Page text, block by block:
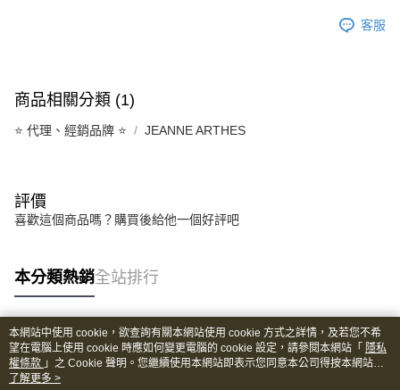
客服
商品相關分類 (1)
⭐️ 代理、經銷品牌 ⭐️ JEANNE ARTHES
評價
喜歡這個商品嗎？購買後給他一個好評吧
本分類熱銷全站排行
熱門標籤
本網站中使用 cookie，欲查詢有關本網站使用 cookie 方式之詳情，及若您不希
望在電腦上使用 cookie 時應如何變更電腦的 cookie 設定，請參閱本網站「 隱私
權條款 」之 Cookie 聲明。您繼續使用本網站即表示您同意本公司得按本網站使
用條款之 Cookie 聲明使用 cookie。
了解更多 >